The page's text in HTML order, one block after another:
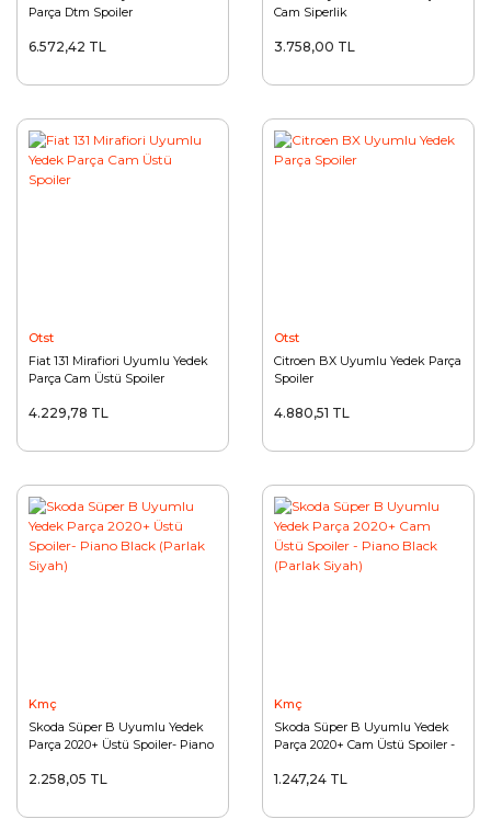
Parça Dtm Spoiler
6.572,42 TL
Cam Siperlik
3.758,00 TL
Otst
Fiat 131 Mirafiori Uyumlu Yedek
Parça Cam Üstü Spoiler
4.229,78 TL
Otst
Citroen BX Uyumlu Yedek Parça
Spoiler
4.880,51 TL
Kmç
Skoda Süper B Uyumlu Yedek
Parça 2020+ Üstü Spoiler- Piano
2.258,05 TL
Kmç
Skoda Süper B Uyumlu Yedek
Parça 2020+ Cam Üstü Spoiler -
1.247,24 TL